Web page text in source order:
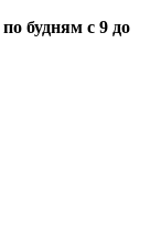
по будням с 9 до